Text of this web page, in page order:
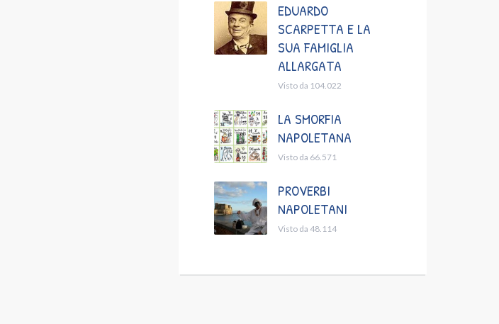
EDUARDO
SCARPETTA E LA
SUA FAMIGLIA
ALLARGATA
Visto da 104.022
LA SMORFIA
NAPOLETANA
Visto da 66.571
PROVERBI
NAPOLETANI
Visto da 48.114